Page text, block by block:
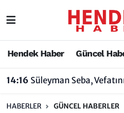
Hendek Haber Güncel
14:16 Süleyman Seba, Vefatının 12.
HABERLER GÜNCEL HABERLER
Hendek Haber
Sakarya
Hendek Haber
Siyaset
Sakarya Nöbetçi
Sakarya Trafik Yoğunluk